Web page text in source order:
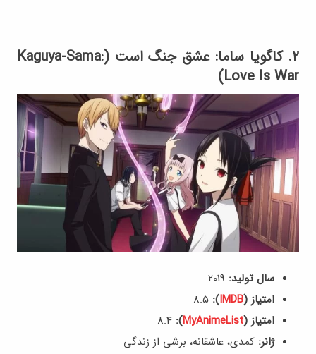
۲. کاگویا ساما: عشق جنگ است (Kaguya-Sama:
Love Is War)
سال تولید:
امتیاز (IMDB
):
امتیاز (MyAnimeList
):
ژانر: کمدی، عاشقانه، برشی از زندگی